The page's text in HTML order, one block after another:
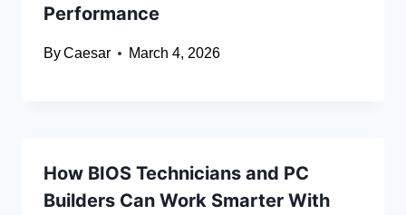
Performance
ByCaesar March 4, 2026
How BIOS Technicians and PC
Builders Can Work Smarter With